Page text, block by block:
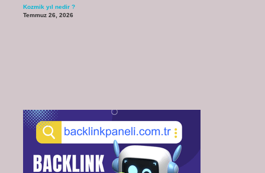
Kozmik yıl nedir ?
Temmuz 26, 2026